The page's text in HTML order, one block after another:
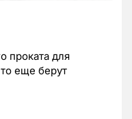
проката для
еще берут